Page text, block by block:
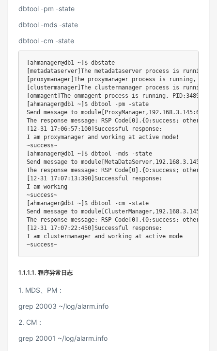
dbtool -pm -state
dbtool -mds -state
dbtool -cm -state
[ahmanager@db1 ~]$ dbstate
[metadataserver]The metadataserver process is running,
[proxymanager]The proxymanager process is running,
[clustermanager]The clustermanager process is running,
[ommagent]The ommagent process is running, PID:3489210
[ahmanager@db1 ~]$ dbtool -pm -state
Send message to
The response message: RSP Code[0].{0:success; other:
[12-31 17:06:57:100]Successful response:
I am proxymanager and working at active mode!
~success~
[ahmanager@db1 ~]$ dbtool -mds -state
Send message to
The response message: RSP Code[0].{0:success; other:
[12-31 17:07:13:390]Successful response:
I am working
~success~
[ahmanager@db1 ~]$ dbtool -cm -state
Send message to
The response message: RSP Code[0].{0:success; other:
[12-31 17:07:22:450]Successful response:
I am clustermanager and working at active mode
~success~
1.1.1.1. 程序异常日志
1. MDS、PM：
grep 20003 ~/log/alarm.info
2. CM：
grep 20001 ~/log/alarm.info